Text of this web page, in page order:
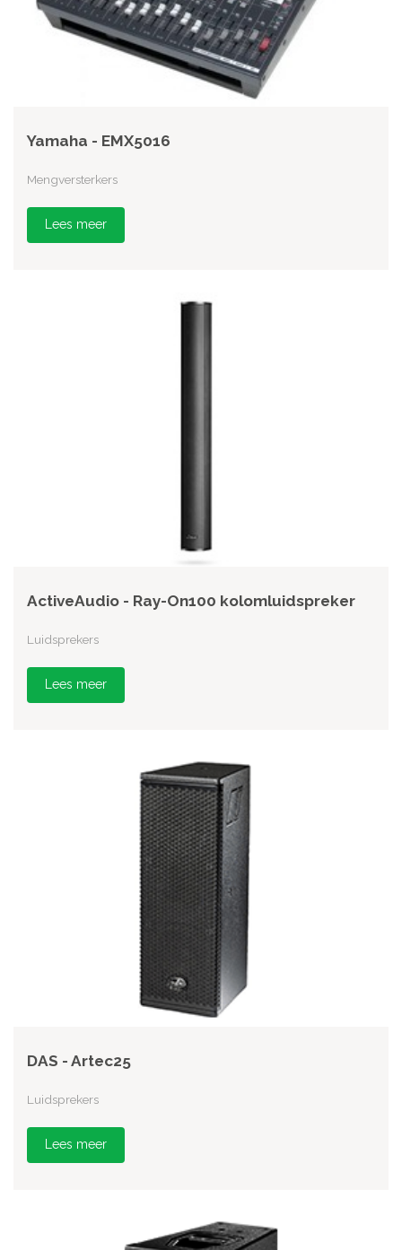
Yamaha - EMX5016
Mengversterkers
Lees meer
ActiveAudio - Ray-On100 kolomluidspreker
Luidsprekers
Lees meer
DAS - Artec25
Luidsprekers
Lees meer